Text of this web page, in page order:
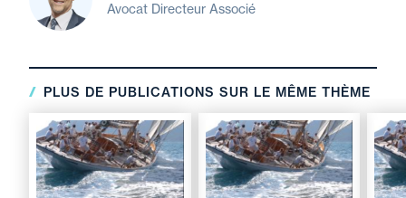
Avocat Directeur Associé
PLUS DE PUBLICATIONS SUR LE MÊME THÈME